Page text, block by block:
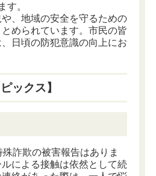
す。
、地域の安全を守るための
められています。市民の皆
日頃の防犯意識の向上にお
ックス】
詐欺の被害報告はありま
による接触は依然として続